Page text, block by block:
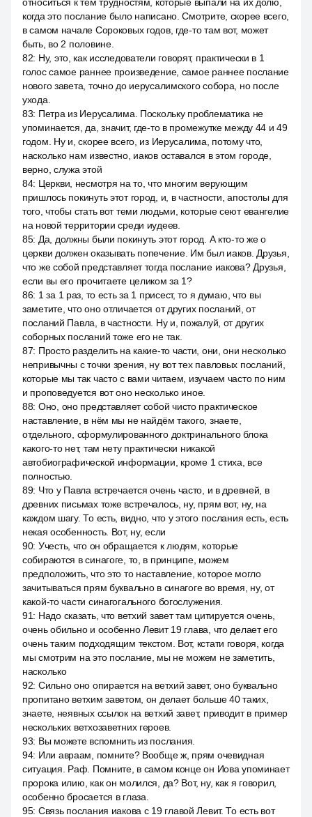
когда это послание было написано. Смотрите, скорее всего,
в самом начале Сороковых годов, где-то там вот, может
быть, во 2 половине.
82: Ну, это, как исследователи говорят, практически в 1
голос самое раннее произведение, самое раннее послание
нового завета, точно до иерусалимского собора, но после
ухода.
83: Петра из Иерусалима. Поскольку проблематика не
упоминается, да, значит, где-то в промежутке между 44 и 49
годом. Ну и, скорее всего, из Иерусалима, потому что,
насколько нам известно, иаков оставался в этом городе,
верно, служа этой
84: Церкви, несмотря на то, что многим верующим
пришлось покинуть этот город, и, в частности, апостолы для
того, чтобы стать вот теми людьми, которые сеют евангелие
на новой территории среди иудеев.
85: Да, должны были покинуть этот город. А кто-то же о
церкви должен оказывать попечение. Им был иаков. Друзья,
что же собой представляет тогда послание иакова? Друзья,
если вы его прочитаете целиком за 1?
86: 1 за 1 раз, то есть за 1 присест, то я думаю, что вы
заметите, что оно отличается от других посланий, от
посланий Павла, в частности. Ну и, пожалуй, от других
соборных посланий тоже его не так.
87: Просто разделить на какие-то части, они, они несколько
непривычны с точки зрения, ну вот тех павловых посланий,
которые мы так часто с вами читаем, изучаем часто по ним
и проповедуется вот оно несколько иное.
88: Оно, оно представляет собой чисто практическое
наставление, в нём мы не найдём такого, знаете,
отдельного, сформулированного доктринального блока
какого-то нет, там нету практически никакой
автобиографической информации, кроме 1 стиха, все
полностью.
89: Что у Павла встречается очень часто, и в древней, в
древних письмах тоже встречалось, ну, прям вот, ну, на
каждом шагу. То есть, видно, что у этого послания есть, есть
некая особенность. Вот, ну, если
90: Учесть, что он обращается к людям, которые
собираются в синагоге, то, в принципе, можем
предположить, что это то наставление, которое могло
зачитываться прям буквально в синагоге во время, ну, от
какой-то части синагогального богослужения.
91: Надо сказать, что ветхий завет там цитируется очень,
очень обильно и особенно Левит 19 глава, что делает его
очень таким подходящим текстом. Вот, кстати говоря, когда
мы смотрим на это послание, мы не можем не заметить,
насколько
92: Сильно оно опирается на ветхий завет, оно буквально
пропитано ветхим заветом, он делает больше 40 таких,
знаете, неявных ссылок на ветхий завет, приводит в пример
нескольких ветхозаветних героев.
93: Вы можете вспомнить из послания.
94: Или авраам, помните? Вообще ж, прям очевидная
ситуация. Раф. Помните, в самом конце он Иова упоминает
пророка илию, как он молился, да? Вот, ну, как я говорил,
особенно бросается в глаза.
95: Связь послания иакова с 19 главой Левит. То есть вот